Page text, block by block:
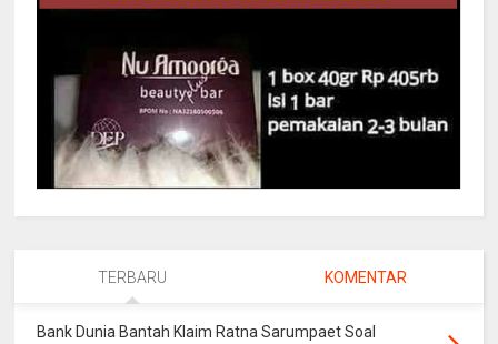
TERBARU KOMENTAR
Bank Dunia Bantah Klaim Ratna Sarumpaet Soal